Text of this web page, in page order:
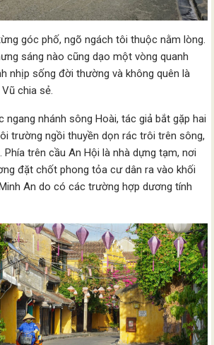
góc phố, ngõ ngách tôi thuộc nằm lòng.
sáng nào cũng dạo một vòng quanh
nhịp sống đời thường và không quên là
chia sẻ.
ngang nhánh sông Hoài, tác giả bắt gặp hai
trường ngồi thuyền dọn rác trôi trên sông,
Phía trên cầu An Hội là nhà dựng tạm, nơi
đặt chốt phong tỏa cư dân ra vào khối
An do có các trường hợp dương tính